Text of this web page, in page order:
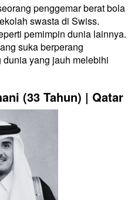
penggemar berat bola
swasta di Swiss.
pemimpin dunia lainnya.
suka berperang
yang jauh melebihi
(33 Tahun) | Qatar